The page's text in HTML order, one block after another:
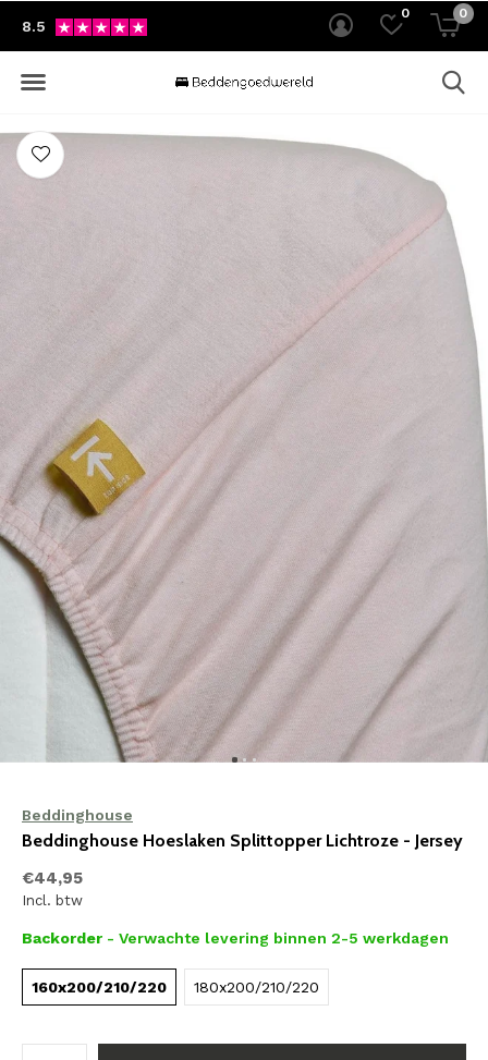
0 0
8.5
Beddinghouse
Beddinghouse Hoeslaken Splittopper Lichtroze - Jersey
€44,95
Incl. btw
Backorder - Verwachte levering binnen 2-5 werkdagen
160x200/210/220 180x200/210/220